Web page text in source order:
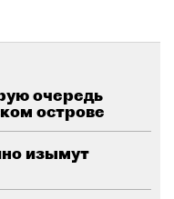
очередь
острове
изымут